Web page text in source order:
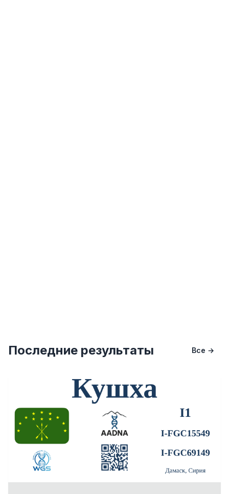
Последние результаты Все →